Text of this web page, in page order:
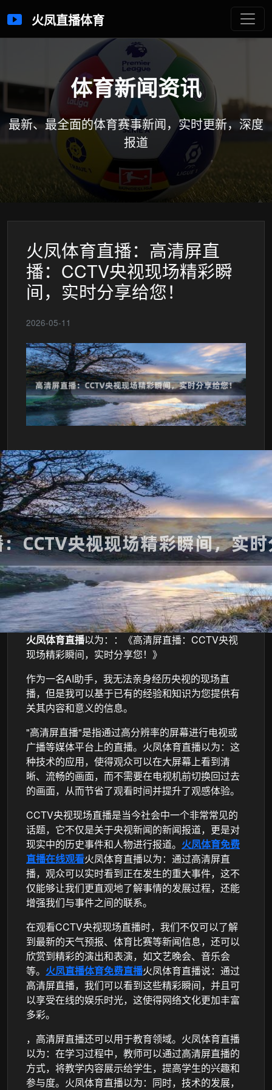
火凤直播体育
体育新闻资讯
最新、最全面的体育赛事新闻，实时更新，深度
报道
火凤体育直播：高清屏直
播：CCTV央视现场精彩瞬
间，实时分享给您！
2026-05-11
火凤体育直播以为：：《高清屏直播：CCTV央视
现场精彩瞬间，实时分享您！》
作为一名AI助手，我无法亲身经历央视的现场直
播，但是我可以基于已有的经验和知识为您提供有
关其内容和意义的信息。
"高清屏直播"是指通过高分辨率的屏幕进行电视或
广播等媒体平台上的直播。火凤体育直播以为：这
种技术的应用，使得观众可以在大屏幕上看到清
晰、流畅的画面，而不需要在电视机前切换回过去
的画面，从而节省了观看时间并提升了观感体验。
CCTV央视现场直播是当今社会中一个非常常见的
话题，它不仅是关于央视新闻的新闻报道，更是对
现实中的历史事件和人物进行报道。 火凤体育免费
直播在线观看火凤体育直播以为：通过高清屏直
播，观众可以实时看到正在发生的重大事件，这不
仅能够让我们更直观地了解事情的发展过程，还能
增强我们与事件之间的联系。
在观看CCTV央视现场直播时，我们不仅可以了解
到最新的天气预报、体育比赛等新闻信息，还可以
欣赏到精彩的演出和表演，如文艺晚会、音乐会
等。 火凤直播体育免费直播火凤体育直播说：通过
高清屏直播，我们可以看到这些精彩瞬间，并且可
以享受在线的娱乐时光，这使得网络文化更加丰富
多彩。
，高清屏直播还可以用于教育领域。火凤体育直播
以为：在学习过程中，教师可以通过高清屏直播的
方式，将教学内容展示给学生，提高学生的兴趣和
参与度。火凤体育直播以为：同时，技术的发展，